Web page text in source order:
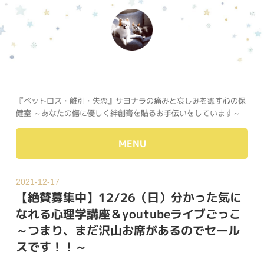
『ペットロス・離別・失恋』サヨナラの痛みと哀しみを癒す心の保
健室 ～あなたの傷に優しく絆創膏を貼るお手伝いをしています～
MENU
2021-12-17
【絶賛募集中】12/26（日）分かった気に
なれる心理学講座＆youtubeライブごっこ
～つまり、まだ沢山お席があるのでセール
スです！！～